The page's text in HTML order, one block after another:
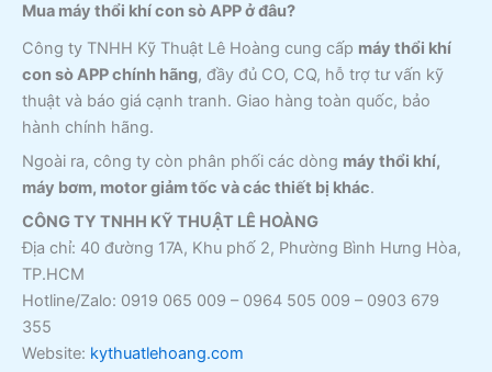
Mua máy thổi khí con sò APP ở đâu?
Công ty TNHH Kỹ Thuật Lê Hoàng cung cấp máy thổi khí
con sò APP chính hãng, đầy đủ CO, CQ, hỗ trợ tư vấn kỹ
thuật và báo giá cạnh tranh. Giao hàng toàn quốc, bảo
hành chính hãng.
Ngoài ra, công ty còn phân phối các dòng máy thổi khí,
máy bơm, motor giảm tốc và các thiết bị khác.
CÔNG TY TNHH KỸ THUẬT LÊ HOÀNG
Địa chỉ: 40 đường 17A, Khu phố 2, Phường Bình Hưng Hòa,
TP.HCM
Hotline/Zalo: 0919 065 009 – 0964 505 009 – 0903 679
355
Website: kythuatlehoang.com